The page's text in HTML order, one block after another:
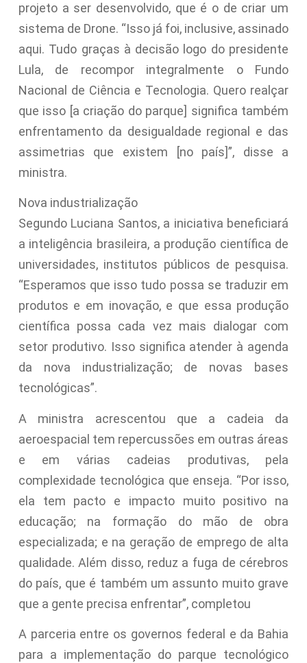
projeto a ser desenvolvido, que é o de criar um
sistema de Drone. “Isso já foi, inclusive, assinado
aqui. Tudo graças à decisão logo do presidente
Lula, de recompor integralmente o Fundo
Nacional de Ciência e Tecnologia. Quero realçar
que isso [a criação do parque] significa também
enfrentamento da desigualdade regional e das
assimetrias que existem [no país]”, disse a
ministra.
Nova industrialização
Segundo Luciana Santos, a iniciativa beneficiará
a inteligência brasileira, a produção científica de
universidades, institutos públicos de pesquisa.
“Esperamos que isso tudo possa se traduzir em
produtos e em inovação, e que essa produção
científica possa cada vez mais dialogar com
setor produtivo. Isso significa atender à agenda
da nova industrialização; de novas bases
tecnológicas”.
A ministra acrescentou que a cadeia da
aeroespacial tem repercussões em outras áreas
e em várias cadeias produtivas, pela
complexidade tecnológica que enseja. “Por isso,
ela tem pacto e impacto muito positivo na
educação; na formação do mão de obra
especializada; e na geração de emprego de alta
qualidade. Além disso, reduz a fuga de cérebros
do país, que é também um assunto muito grave
que a gente precisa enfrentar”, completou
A parceria entre os governos federal e da Bahia
para a implementação do parque tecnológico